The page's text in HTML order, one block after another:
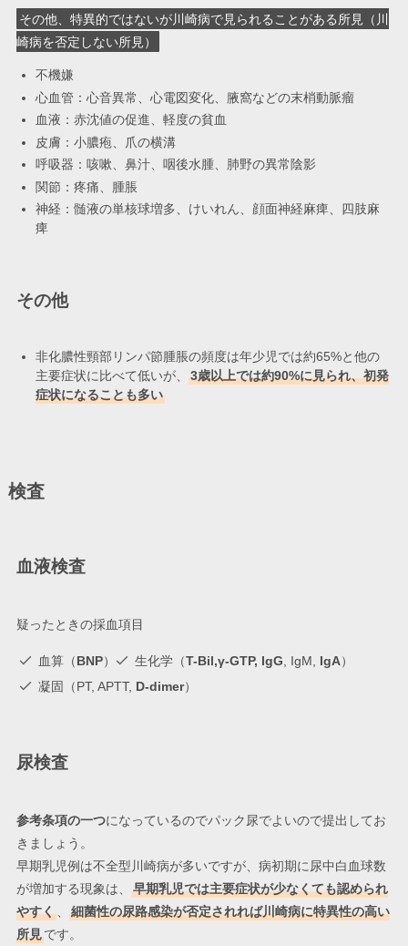
その他、特異的ではないが川崎病で見られることがある所見（川
崎病を否定しない所見）
不機嫌
心血管：心音異常、心電図変化、腋窩などの末梢動脈瘤
血液：赤沈値の促進、軽度の貧血
皮膚：小膿疱、爪の横溝
呼吸器：咳嗽、鼻汁、咽後水腫、肺野の異常陰影
関節：疼痛、腫脹
神経：髄液の単核球増多、けいれん、顔面神経麻痺、四肢麻
痺
その他
非化膿性頸部リンパ節腫脹の頻度は年少児では約65%と他の
主要症状に比べて低いが、
3歳以上では約90%に見られ、初発
症状になることも多い
検査
血液検査
疑ったときの採血項目
血算（BNP） 生化学（T-Bil,γ-GTP, IgG, IgM, IgA）
凝固（PT, APTT, D-dimer）
尿検査
参考条項の一つになっているのでパック尿でよいので提出してお
きましょう。
早期乳児例は不全型川崎病が多いですが、病初期に尿中白血球数
が増加する現象は、
早期乳児では主要症状が少なくても認められ
やすく、
細菌性の尿路感染が否定されれば川崎病に特異性の高い
所見です。